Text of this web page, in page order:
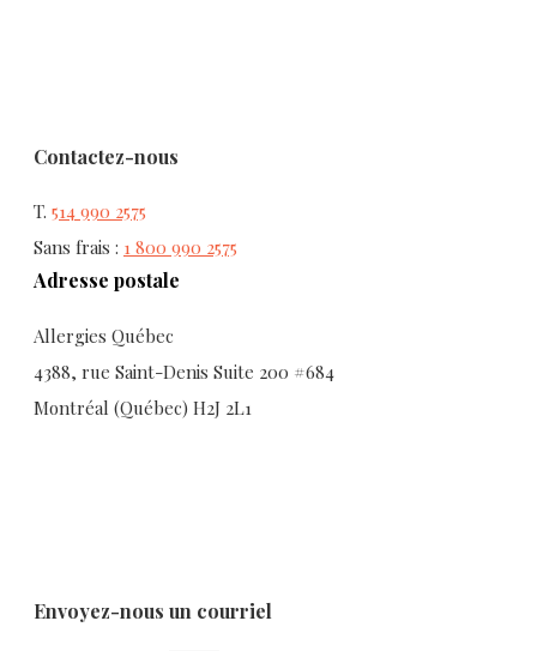
Contactez-nous
T. 514 990 2575
Sans frais : 1 800 990 2575
Adresse postale
Allergies Québec
4388, rue Saint-Denis Suite 200 #684
Montréal (Québec) H2J 2L1
Envoyez-nous un courriel